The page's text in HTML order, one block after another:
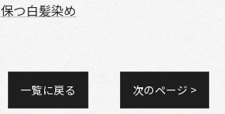
つ白髪染め
一覧に戻る 次のページ >